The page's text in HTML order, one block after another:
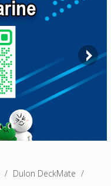
/ Dulon DeckMate /